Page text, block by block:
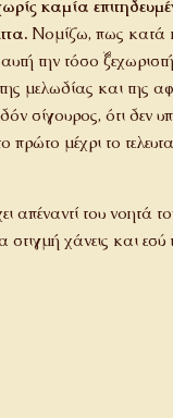
καμία
Νομίζω, πως κατά
την τόσο
μελωδίας και της
σίγουρος, ότι δεν
μέχρι το
απέναντί του νοητά
χάνεις και εσύ